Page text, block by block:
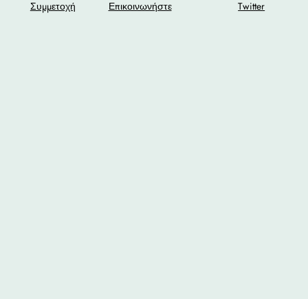
Συμμετοχή Επικοινωνήστε Twitter